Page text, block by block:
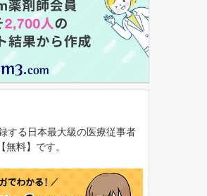
する日本最大級の医療従事者
料】です。